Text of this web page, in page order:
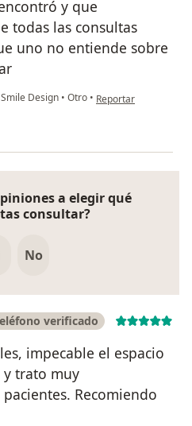
y que
todas las consultas
uno no entiende sobre
Design • Otro • en opinión del
Reportar
a elegir qué
consultar?
No
verificado
impecable el espacio
trato muy
Recomiendo